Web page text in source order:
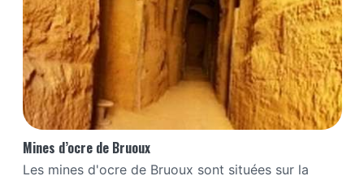
Mines d’ocre de Bruoux
Les mines d'ocre de Bruoux sont situées sur la